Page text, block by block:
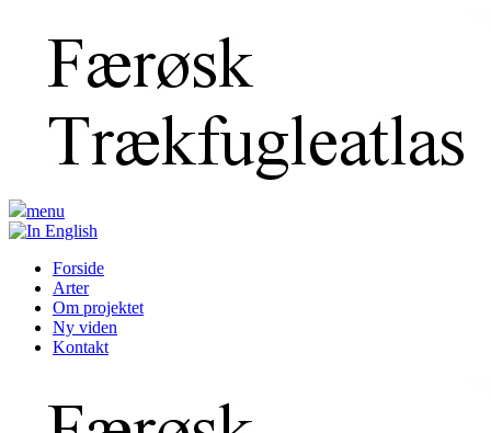
menu
Forside
Arter
Om projektet
Ny viden
Kontakt